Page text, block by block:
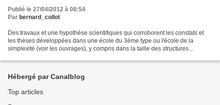
Publié le 27/04/2012 à 08:54
Par bernard_collot
Des travaux et une hypothèse scientifiques qui corroborent les constats et
les thèses développées dans une école du 3ème type ou l'école de la
simplexité (voir les ouvrages), y compris dans la taille des structures
Hébergé par Canalblog
Top articles